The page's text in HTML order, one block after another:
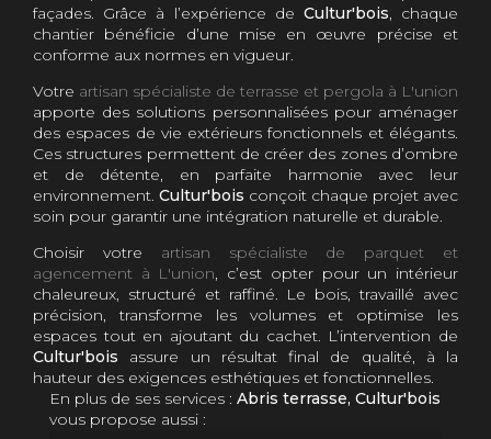
façades. Grâce à l’expérience de Cultur'bois, chaque
chantier bénéficie d’une mise en œuvre précise et
conforme aux normes en vigueur.
Votre artisan spécialiste de terrasse et pergola à L'union
apporte des solutions personnalisées pour aménager
des espaces de vie extérieurs fonctionnels et élégants.
Ces structures permettent de créer des zones d’ombre
et de détente, en parfaite harmonie avec leur
environnement. Cultur'bois conçoit chaque projet avec
soin pour garantir une intégration naturelle et durable.
Choisir votre artisan spécialiste de parquet et
agencement à L'union, c’est opter pour un intérieur
chaleureux, structuré et raffiné. Le bois, travaillé avec
précision, transforme les volumes et optimise les
espaces tout en ajoutant du cachet. L’intervention de
Cultur'bois assure un résultat final de qualité, à la
hauteur des exigences esthétiques et fonctionnelles.
En plus de ses services : Abris terrasse, Cultur'bois
vous propose aussi :